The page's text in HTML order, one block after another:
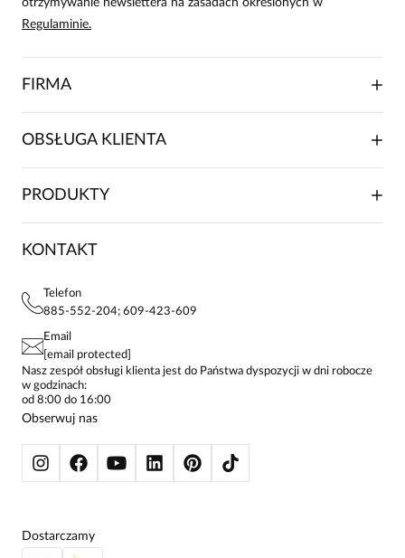
otrzymywanie newslettera na zasadach określonych w
Regulaminie.
FIRMA
O NAS
FRANCZYZA
KONTAKTY
OBSŁUGA KLIENTA
SKŁADANIE ZAMÓWIENIA
FAQ
POLITYKA PRYWATNOŚCI
STREFA STAŁEGO KLIENTA
PRODUKTY
SUKIENKI
KOSZULE DAMSKIE
SPODNIE DAMSKIE
ŻAKIETY I MARYNARKI
SWETRY
BLUZY
KONTAKT
Telefon
885-552-204; 609-423-609
Email
[email protected]
Nasz zespół obsługi klienta jest do Państwa dyspozycji w dni robocze
w godzinach:
od 8:00 do 16:00
Obserwuj nas
Dostarczamy